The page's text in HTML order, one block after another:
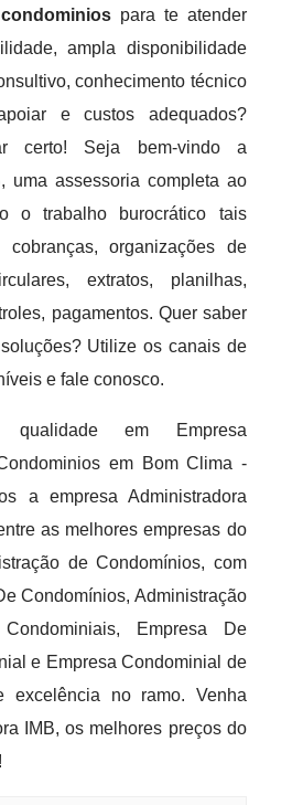
para te atender
ampla disponibilidade
conhecimento técnico
e custos adequados?
certo! Seja bem-vindo a
uma assessoria completa ao
o trabalho burocrático tais
cobranças, organizações de
extratos, planilhas,
pagamentos. Quer saber
Utilize os canais de
e fale conosco.
em Empresa
em Bom Clima -
a empresa Administradora
as melhores empresas do
de Condomínios, com
Condomínios, Administração
Empresa De
e Empresa Condominial de
excelência no ramo. Venha
IMB, os melhores preços do